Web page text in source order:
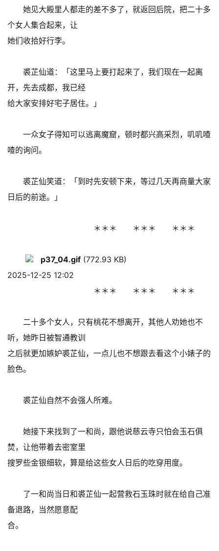
她见大殿里人都走的差不多了，就返回后院，把二十多
个女人集合起来，让
她们收拾好行李。
裘芷仙道：「这里马上要打起来了，我们现在一起离
开，先去成都，我已经
给大家安排好宅子居住。」
一众女子得知可以逃离魔窟，顿时都兴高采烈，叽叽喳
喳的询问。
裘芷仙笑道：「到时先安顿下来，等过几天再商量大家
日后的前途。」
＊＊＊ ＊＊＊ ＊＊＊
p37_04.gif (772.93 KB)
2025-12-25 12:02
＊＊＊ ＊＊＊ ＊＊＊
二十多个女人，只有桃花不想离开，其他人劝她也不
听，她昨日被智通教训
之后就更加嫉妒裘芷仙，一点儿也不想跟去看这个小婊子的
脸色。
裘芷仙自然不会强人所难。
她接下来找到了一和尚，跟他说慈云寺只怕会玉石俱
焚，让他带着去密室里
搜罗些金银细软，算是给这些女人日后的吃穿用度。
了一和尚当日和裘芷仙一起营救石玉珠时就在给自己准
备退路，当然愿意配
合。